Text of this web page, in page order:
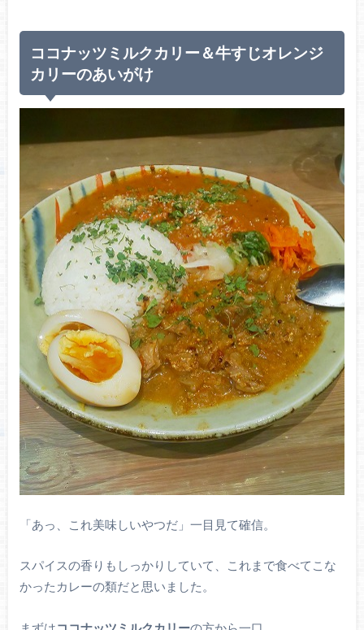
ココナッツミルクカリー＆牛すじオレンジ
カリーのあいがけ
「あっ、これ美味しいやつだ」一目見て確信。
スパイスの香りもしっかりしていて、これまで食べてこな
かったカレーの類だと思いました。